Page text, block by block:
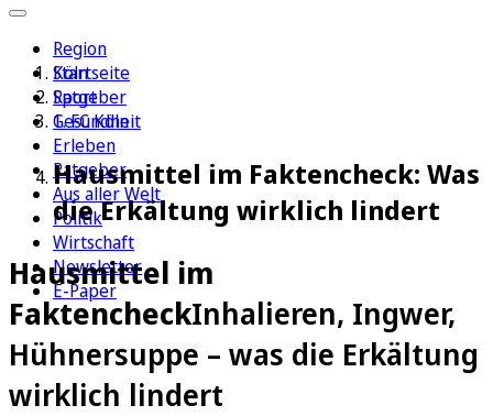
Region
Köln
Sport
1. FC Köln
Erleben
Ratgeber
Aus aller Welt
Politik
Wirtschaft
Newsletter
E-Paper
Startseite
Ratgeber
Gesundheit
Hausmittel im Faktencheck: Was
die Erkältung wirklich lindert
Hausmittel im
FaktencheckInhalieren, Ingwer,
Hühnersuppe – was die Erkältung
wirklich lindert